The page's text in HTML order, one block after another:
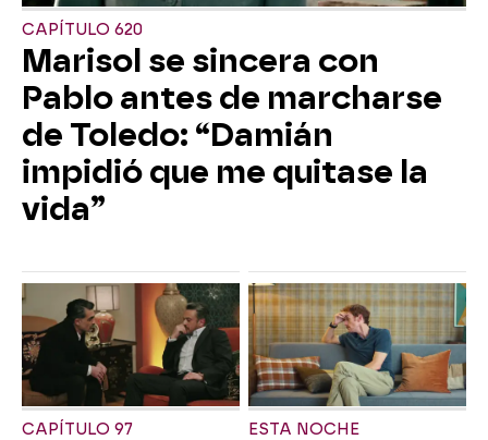
CAPÍTULO 620
Marisol se sincera con
Pablo antes de marcharse
de Toledo: “Damián
impidió que me quitase la
vida”
CAPÍTULO 97 ESTA NOCHE